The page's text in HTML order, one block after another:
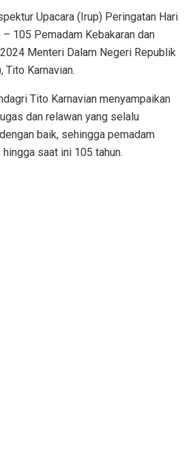
Upacara (Irup) Peringatan Hari
– 105 Pemadam Kebakaran dan
Menteri Dalam Negeri Republik
Tito Karnavian.
Tito Karnavian menyampaikan
dan relawan yang selalu
baik, sehingga pemadam
saat ini 105 tahun.